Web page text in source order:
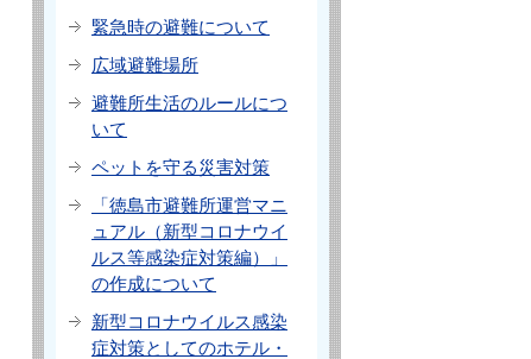
緊急時の避難について
広域避難場所
避難所生活のルールにつ
いて
ペットを守る災害対策
「徳島市避難所運営マニ
ュアル（新型コロナウイ
ルス等感染症対策編）」
の作成について
新型コロナウイルス感染
症対策としてのホテル・